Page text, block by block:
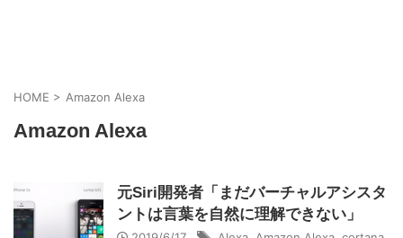
HOME > Amazon Alexa
Amazon Alexa
元Siri開発者「まだバーチャルアシスタ
ントは言葉を自然に理解できない」